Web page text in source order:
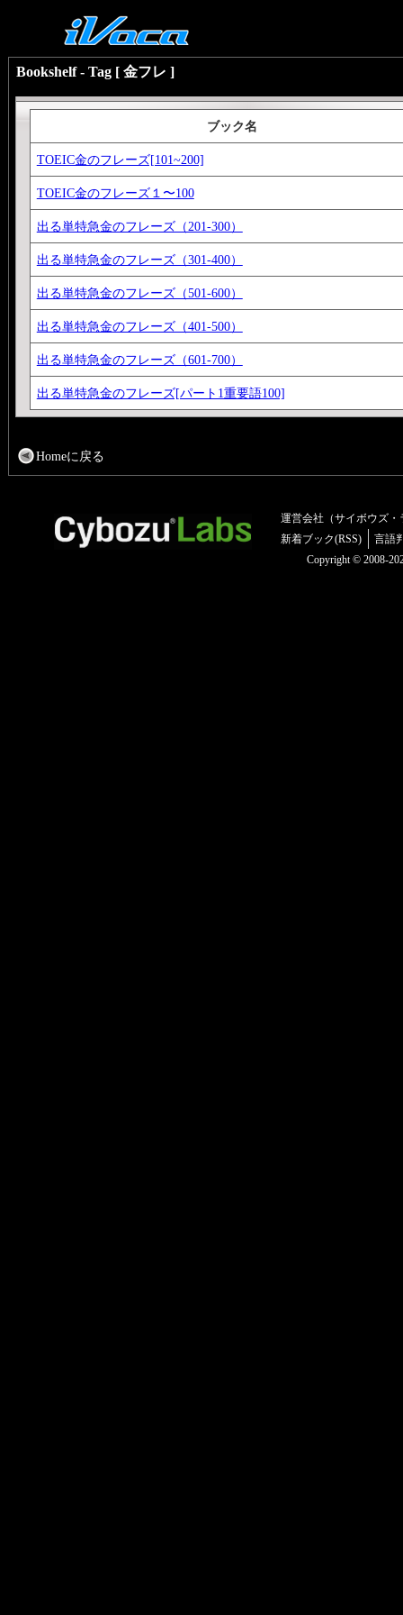
Bookshelf - Tag [ 金フレ ]
ブック名
TOEIC金のフレーズ[101~200]
TOEIC金のフレーズ１〜100
出る単特急金のフレーズ（201-300）
出る単特急金のフレーズ（301-400）
出る単特急金のフレーズ（501-600）
出る単特急金のフレーズ（401-500）
出る単特急金のフレーズ（601-700）
出る単特急金のフレーズ[パート1重要語100]
Homeに戻る
運営会社（サイボウズ・
新着ブック(RSS)
言語
Copyright © 2008-